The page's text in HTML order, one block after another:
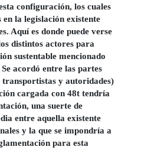
configuración, los cuales
la legislación existente
Aquí es donde puede verse
distintos actores para
sustentable mencionado
acordó entre las partes
transportistas y autoridades)
cargada con 48t tendría
una suerte de
entre aquella existente
y la que se impondría a
para esta